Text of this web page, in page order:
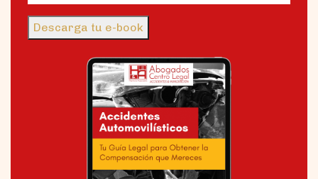
Descarga tu e-book